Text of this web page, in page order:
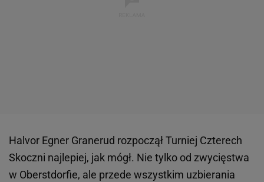
Halvor Egner Granerud rozpoczął Turniej Czterech
Skoczni najlepiej, jak mógł. Nie tylko od zwycięstwa
w Oberstdorfie, ale przede wszystkim uzbierania